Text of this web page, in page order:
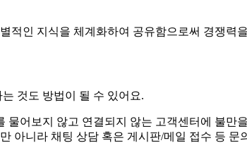
적인 지식을 체계화하여 공유함으로써 경쟁력
것도 방법이 될 수 있어요.
어보지 않고 연결되지 않는 고객센터에 불
아니라 채팅 상담 혹은 게시판/메일 접수 등 문